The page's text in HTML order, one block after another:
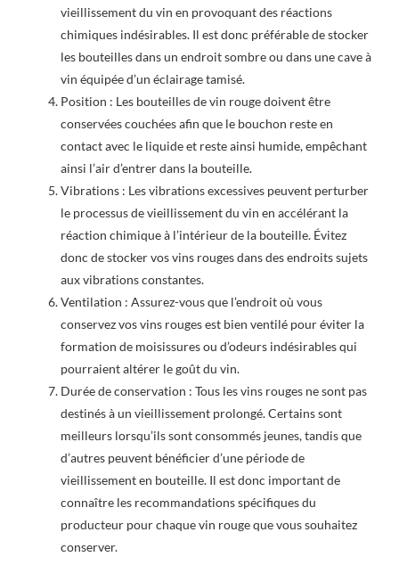
vieillissement du vin en provoquant des réactions
chimiques indésirables. Il est donc préférable de stocker
les bouteilles dans un endroit sombre ou dans une cave à
vin équipée d’un éclairage tamisé.
Position : Les bouteilles de vin rouge doivent être
conservées couchées afin que le bouchon reste en
contact avec le liquide et reste ainsi humide, empêchant
ainsi l’air d’entrer dans la bouteille.
Vibrations : Les vibrations excessives peuvent perturber
le processus de vieillissement du vin en accélérant la
réaction chimique à l’intérieur de la bouteille. Évitez
donc de stocker vos vins rouges dans des endroits sujets
aux vibrations constantes.
Ventilation : Assurez-vous que l’endroit où vous
conservez vos vins rouges est bien ventilé pour éviter la
formation de moisissures ou d’odeurs indésirables qui
pourraient altérer le goût du vin.
Durée de conservation : Tous les vins rouges ne sont pas
destinés à un vieillissement prolongé. Certains sont
meilleurs lorsqu’ils sont consommés jeunes, tandis que
d’autres peuvent bénéficier d’une période de
vieillissement en bouteille. Il est donc important de
connaître les recommandations spécifiques du
producteur pour chaque vin rouge que vous souhaitez
conserver.